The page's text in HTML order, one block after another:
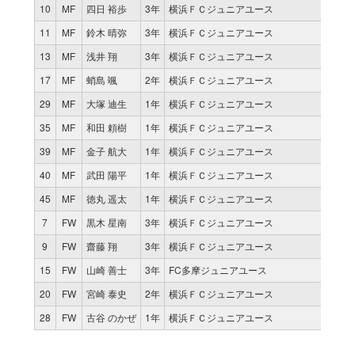
10
MF 四日 裕歩 3年
横浜ＦＣジュニアユース
11
MF 鈴木 晴弥 3年
横浜ＦＣジュニアユース
13
MF 浅井 翔 3年
横浜ＦＣジュニアユース
17
MF 蛸島 颯 2年
横浜ＦＣジュニアユース
29
MF 大塚 迪生 1年
横浜ＦＣジュニアユース
35
MF 和田 頼樹 1年
横浜ＦＣジュニアユース
39
MF 金子 航大 1年
横浜ＦＣジュニアユース
40
MF 武田 陽平 1年
横浜ＦＣジュニアユース
45
MF 徳丸 遥太 1年
横浜ＦＣジュニアユース
7
FW 黒木 星南 3年
横浜ＦＣジュニアユース
9
FW 齋藤 翔 3年
横浜ＦＣジュニアユース
15
FW 山崎 善士 3年
FC多摩ジュニアユース
20
FW 宮崎 泰史 2年
横浜ＦＣジュニアユース
28
FW 古谷 のかぜ 1年 横浜ＦＣジュニアユース